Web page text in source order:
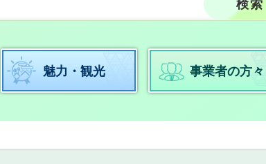
魅力・観光 事業者の方々